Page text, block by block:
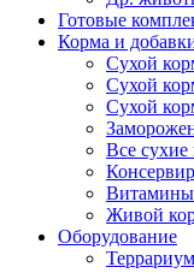
Готовые
Корма и
Сухой
Сухой
Сухой
Все сухие
Витамины
Живой
Оборудование